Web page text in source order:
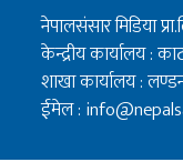
नेपालसंसार मिडिया
केन्द्रीय कार्यालय :
शाखा कार्यालय :
ईमेल :